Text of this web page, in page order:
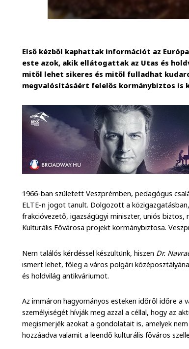
Első kézből kaphattak információt az
este azok, akik ellátogattak az Utas és
mitől lehet sikeres és mitől fulladhat
megvalósításáért felelős kormánybiztos is
1966-ban született Veszprémben, pedagógus
ELTE-n jogot tanult. Dolgozott a
frakcióvezető, igazságügyi miniszter, uniós
Kulturális Fővárosa projekt kormánybiztosa.
Nem találós kérdéssel készültünk, hiszen Dr.
ismert lehet, főleg a város polgári
és holdvilág antikváriumot.
Az immáron hagyományos esteken időről időre a
személyiségét hívják meg azzal a céllal, hogy az
megismerjék azokat a gondolatait is, amelyek
hozzáadva valamit a leendő kulturális főváros